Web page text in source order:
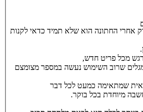
אחרי החתונה הוא שלא תמיד כדאי לקנות
מכל פריט חדש,
שרוב השימוש נעשה במספר מצומצם
שמתאימה כמעט לכל דבר
מיוחדת בכל בוקר.